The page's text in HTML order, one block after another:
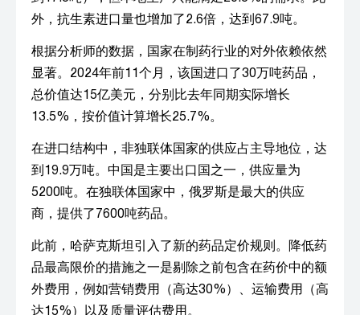
外，抗生素进口量也增加了2.6倍，达到67.9吨。
根据分析师的数据，国家在制药行业的对外依赖依然
显著。2024年前11个月，该国进口了30万吨药品，
总价值达15亿美元，分别比去年同期实际增长
13.5%，按价值计算增长25.7%。
在进口结构中，非独联体国家的供应占主导地位，达
到19.9万吨。中国是主要出口国之一，供应量为
5200吨。在独联体国家中，俄罗斯是最大的供应
商，提供了7600吨药品。
此前，哈萨克斯坦引入了新的药品定价规则。降低药
品最高限价的措施之一是剔除之前包含在药价中的额
外费用，例如营销费用（高达30%）、运输费用（高
达15%）以及质量评估费用。